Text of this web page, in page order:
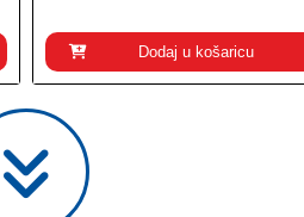
Dodaj u košaricu